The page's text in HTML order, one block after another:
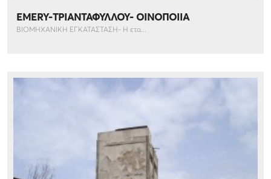
EMERY-ΤΡΙΑΝΤΑΦΥΛΛΟΥ- ΟΙΝΟΠΟΙΙΑ
ΒΙΟΜΗΧΑΝΙΚΗ ΕΓΚΑΤΑΣΤΑΣΗ- Η ετα...